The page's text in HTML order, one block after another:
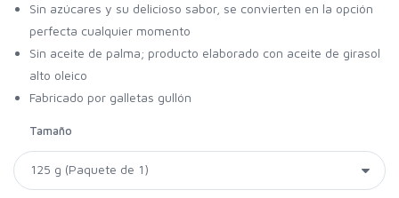
Sin azúcares y su delicioso sabor, se convierten en la opción
perfecta cualquier momento
Sin aceite de palma; producto elaborado con aceite de girasol
alto oleico
Fabricado por galletas gullón
Tamaño